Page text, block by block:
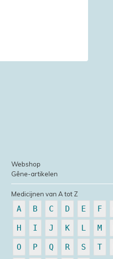
Webshop
Gêne-artikelen
Medicijnen van A tot Z
A B C D E F
H I J K L M
O P Q R S T